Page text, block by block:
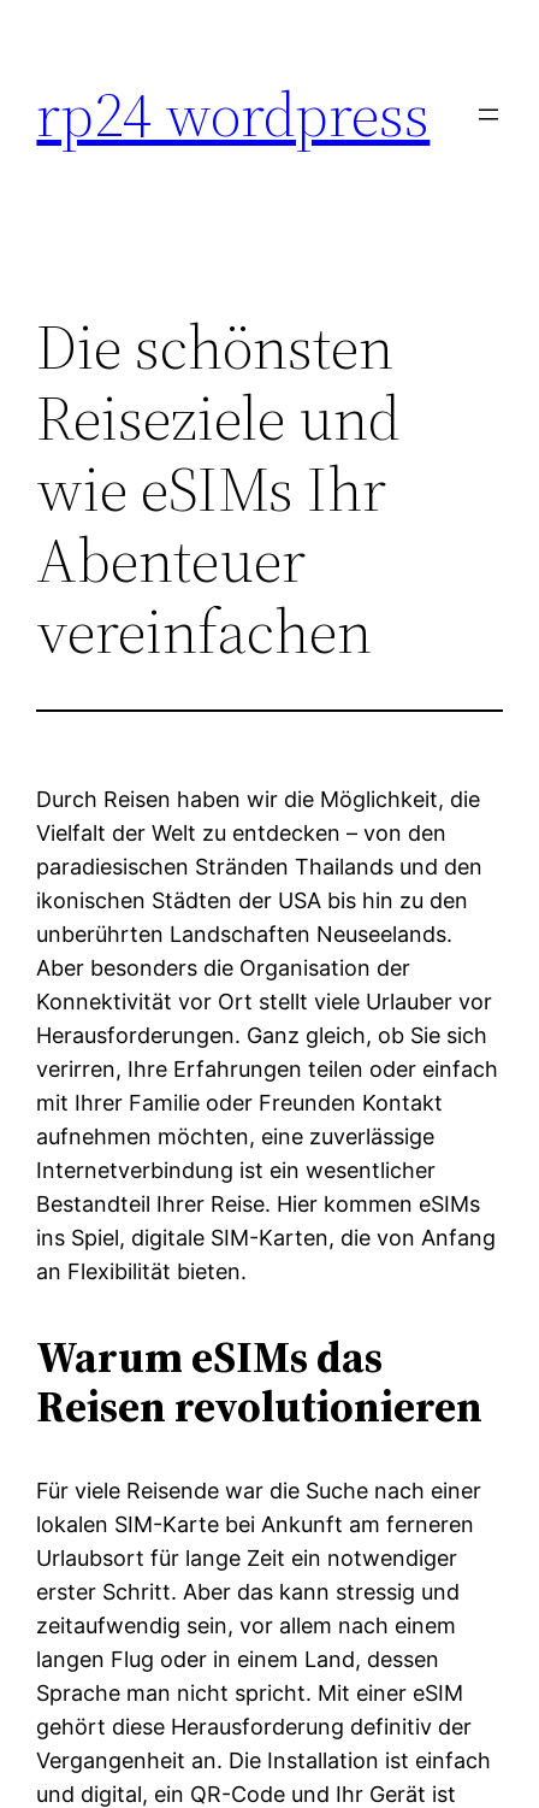
rp24 wordpress
Die schönsten
Reiseziele und
wie eSIMs Ihr
Abenteuer
vereinfachen
Durch Reisen haben wir die Möglichkeit, die
Vielfalt der Welt zu entdecken – von den
paradiesischen Stränden Thailands und den
ikonischen Städten der USA bis hin zu den
unberührten Landschaften Neuseelands.
Aber besonders die Organisation der
Konnektivität vor Ort stellt viele Urlauber vor
Herausforderungen. Ganz gleich, ob Sie sich
verirren, Ihre Erfahrungen teilen oder einfach
mit Ihrer Familie oder Freunden Kontakt
aufnehmen möchten, eine zuverlässige
Internetverbindung ist ein wesentlicher
Bestandteil Ihrer Reise. Hier kommen eSIMs
ins Spiel, digitale SIM-Karten, die von Anfang
an Flexibilität bieten.
Warum eSIMs das
Reisen revolutionieren
Für viele Reisende war die Suche nach einer
lokalen SIM-Karte bei Ankunft am ferneren
Urlaubsort für lange Zeit ein notwendiger
erster Schritt. Aber das kann stressig und
zeitaufwendig sein, vor allem nach einem
langen Flug oder in einem Land, dessen
Sprache man nicht spricht. Mit einer eSIM
gehört diese Herausforderung definitiv der
Vergangenheit an. Die Installation ist einfach
und digital, ein QR-Code und Ihr Gerät ist